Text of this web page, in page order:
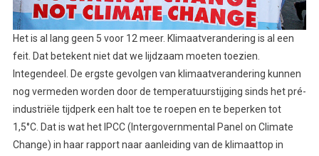
Het is al lang geen 5 voor 12 meer. Klimaatverandering is al een
feit. Dat betekent niet dat we lijdzaam moeten toezien.
Integendeel. De ergste gevolgen van klimaatverandering kunnen
nog vermeden worden door de temperatuurstijging sinds het pré-
industriële tijdperk een halt toe te roepen en te beperken tot
1,5°C. Dat is wat het IPCC (Intergovernmental Panel on Climate
Change) in haar rapport naar aanleiding van de klimaattop in